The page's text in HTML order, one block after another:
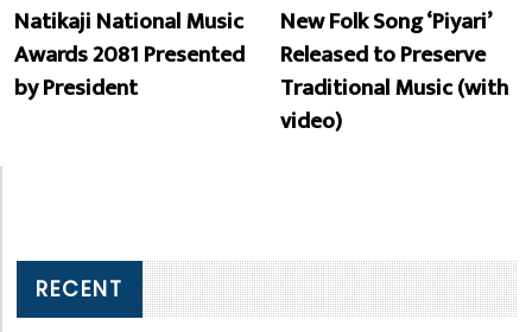
Natikaji National Music
Awards 2081 Presented
by President
New Folk Song ‘Piyari’
Released to Preserve
Traditional Music (with
video)
RECENT